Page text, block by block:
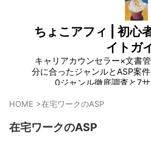
ちょこアフィ | 初心
イトガ
キャリアカウンセラー×文書
分に合ったジャンルとASP案
0ジャンル徹底調査と7サ
HOME >在宅ワークのASP
在宅ワークのASP